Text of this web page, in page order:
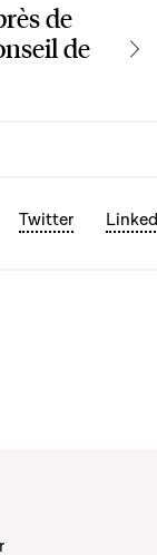
de
de
Twitter